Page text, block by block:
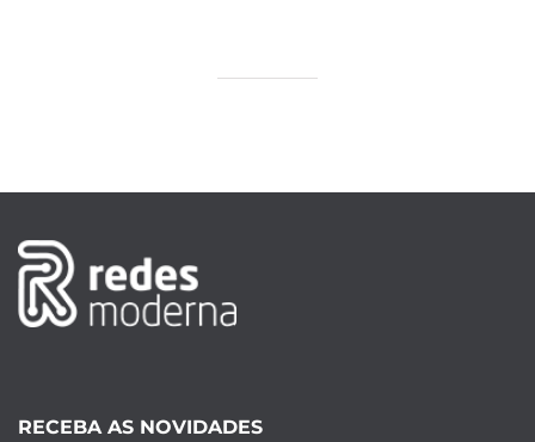
RECEBA AS NOVIDADES